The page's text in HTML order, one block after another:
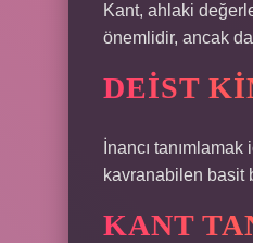
Kant, ahlaki
önemlidir, ancak
DEIST
İnancı
kavranabilen basit
KANT